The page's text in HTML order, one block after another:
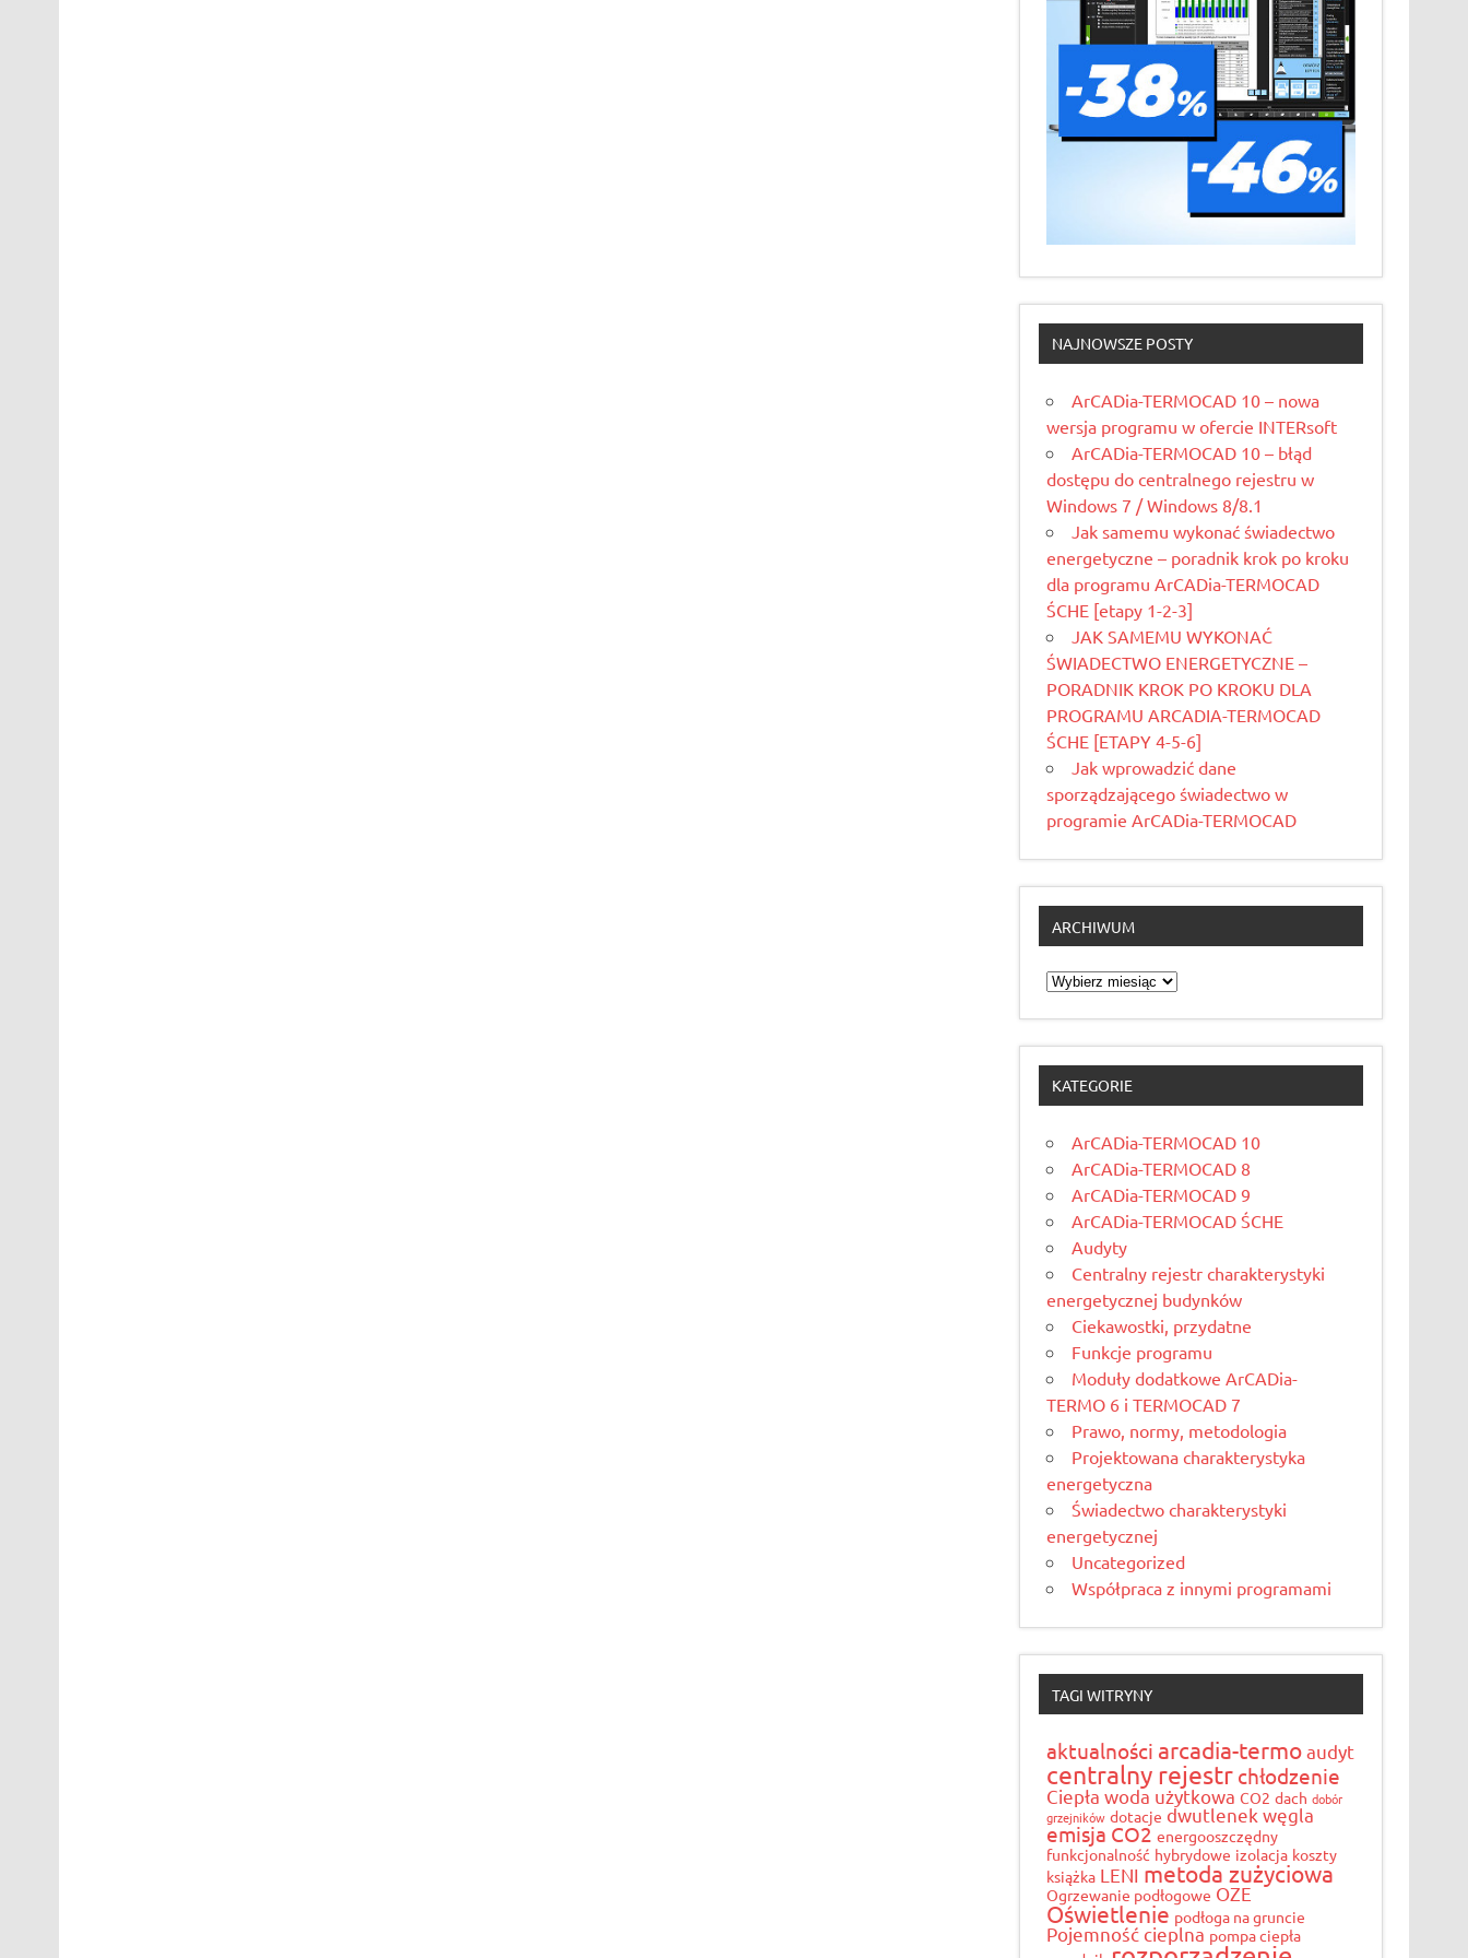
NAJNOWSZE POSTY
ArCADia-TERMOCAD 10 – nowa
wersja programu w ofercie INTERsoft
ArCADia-TERMOCAD 10 – błąd
dostępu do centralnego rejestru w
Windows 7 / Windows 8/8.1
Jak samemu wykonać świadectwo
energetyczne – poradnik krok po kroku
dla programu ArCADia-TERMOCAD
ŚCHE [etapy 1-2-3]
JAK SAMEMU WYKONAĆ
ŚWIADECTWO ENERGETYCZNE –
PORADNIK KROK PO KROKU DLA
PROGRAMU ARCADIA-TERMOCAD
ŚCHE [ETAPY 4-5-6]
Jak wprowadzić dane
sporządzającego świadectwo w
programie ArCADia-TERMOCAD
ARCHIWUM
Archiwum
KATEGORIE
ArCADia-TERMOCAD 10
ArCADia-TERMOCAD 8
ArCADia-TERMOCAD 9
ArCADia-TERMOCAD ŚCHE
Audyty
Centralny rejestr charakterystyki
energetycznej budynków
Ciekawostki, przydatne
Funkcje programu
Moduły dodatkowe ArCADia-
TERMO 6 i TERMOCAD 7
Prawo, normy, metodologia
Projektowana charakterystyka
energetyczna
Świadectwo charakterystyki
energetycznej
Uncategorized
Współpraca z innymi programami
TAGI WITRYNY
aktualności arcadia-termo audyt
centralny rejestr chłodzenie
Ciepła woda użytkowa CO2 dach dobór
grzejników dotacje dwutlenek węgla
emisja CO2 energooszczędny
funkcjonalność hybrydowe izolacja koszty
książka LENI metoda zużyciowa
Ogrzewanie podłogowe OZE
Oświetlenie podłoga na gruncie
Pojemność cieplna pompa ciepła